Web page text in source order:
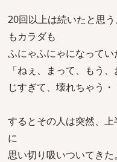
20回以上は続いたと思
もカラダも
ふにゃふにゃになってい
「ねぇ、まって、もう
じすぎて、壊れちゃう・
するとその人は突然、
に
思い切り吸いついてき